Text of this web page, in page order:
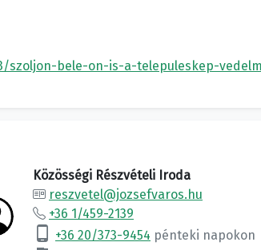
bele-on-is-a-telepuleskep-
Közösségi Részvételi Iroda
reszvetel@jozsefvaros.hu
+36 1/459-2139
phone_android +36 20/373-9454 pénteki napokon